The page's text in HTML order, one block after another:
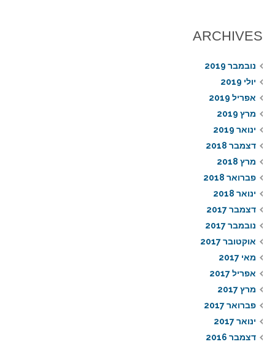
ARCHIVES
נובמבר 2019
יולי 2019
אפריל 2019
מרץ 2019
ינואר 2019
דצמבר 2018
מרץ 2018
פברואר 2018
ינואר 2018
דצמבר 2017
נובמבר 2017
אוקטובר 2017
מאי 2017
אפריל 2017
מרץ 2017
פברואר 2017
ינואר 2017
דצמבר 2016